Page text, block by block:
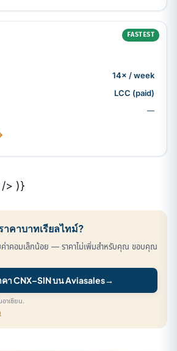
FASTEST
14× / week
LCC (paid)
—
/> )}
าคาบาทเรียลไทม์?
ค่าคอมเล็กน้อย — ราคาไม่เพิ่มสำหรับคุณ ขอบคุณ
า CNX–SIN บน Aviasales→
าเซียน.